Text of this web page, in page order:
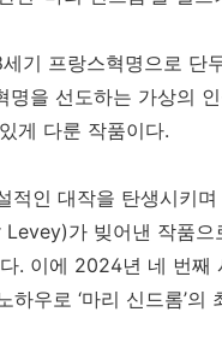
기 프랑스혁명으로 단
을 선도하는 가상의
게 다룬 작품이다.
설적인 대작을 탄생시
가 빚어낸 작품
. 이에 2024년 네 번
우로 ‘마리 신드롬’의